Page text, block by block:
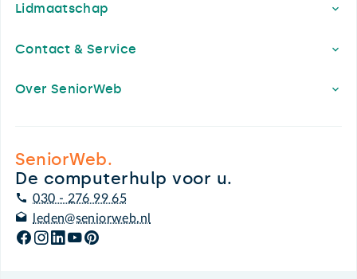
Lidmaatschap
Contact & Service
Over SeniorWeb
SeniorWeb.
De computerhulp voor u.
030 - 276 99 65
leden@seniorweb.nl